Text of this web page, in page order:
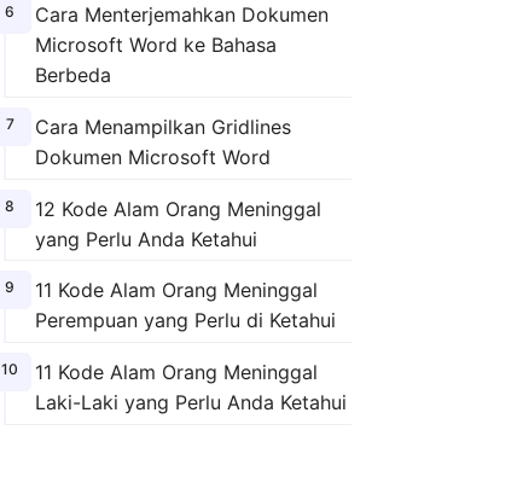
Cara Menterjemahkan Dokumen
Microsoft Word ke Bahasa
Berbeda
Cara Menampilkan Gridlines
Dokumen Microsoft Word
12 Kode Alam Orang Meninggal
yang Perlu Anda Ketahui
11 Kode Alam Orang Meninggal
Perempuan yang Perlu di Ketahui
11 Kode Alam Orang Meninggal
Laki-Laki yang Perlu Anda Ketahui